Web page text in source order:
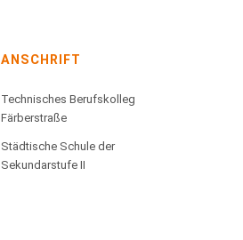
ANSCHRIFT
Technisches Berufskolleg
Färberstraße
Städtische Schule der
Sekundarstufe II